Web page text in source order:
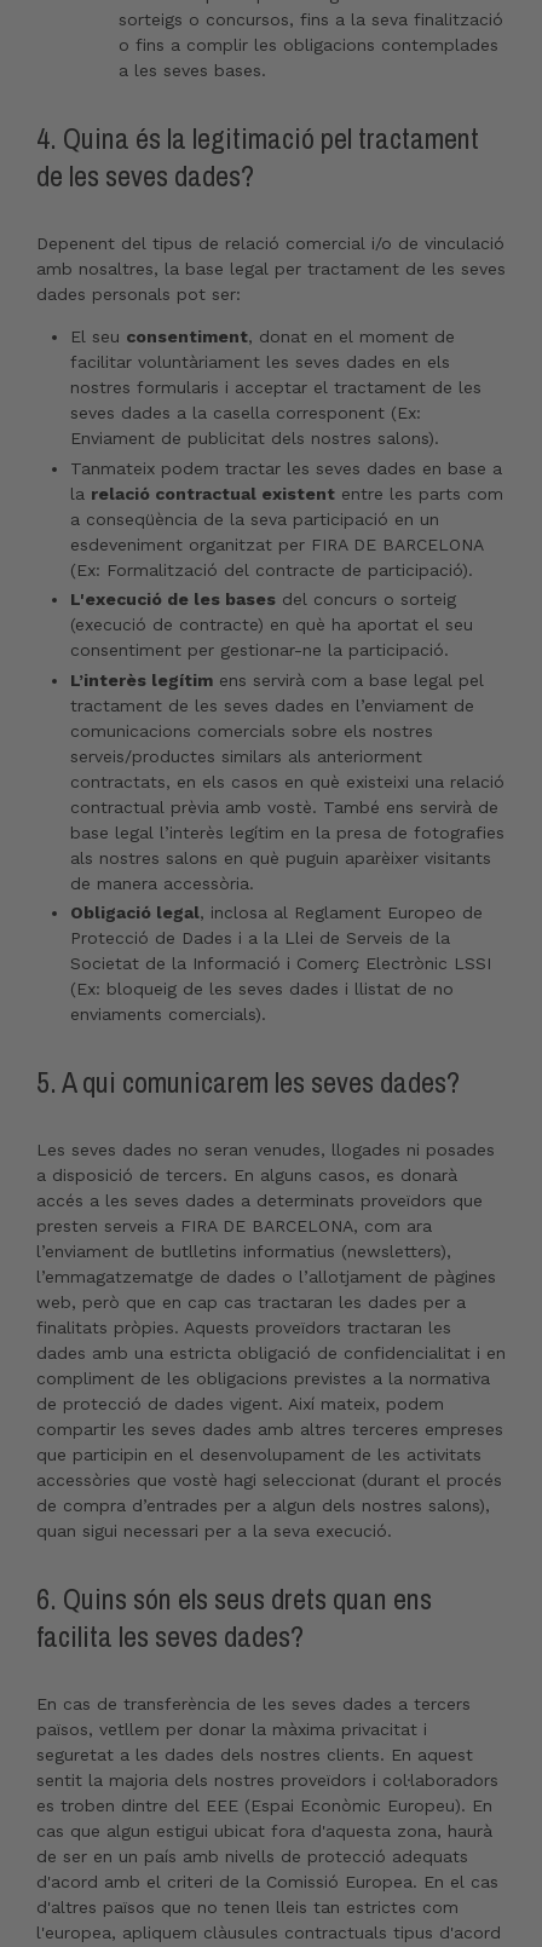
sorteigs o concursos, fins a la seva finalització
o fins a complir les obligacions contemplades
a les seves bases.
4. Quina és la legitimació pel tractament
de les seves dades?
Depenent del tipus de relació comercial i/o de vinculació
amb nosaltres, la base legal per tractament de les seves
dades personals pot ser:
El seu consentiment, donat en el moment de
facilitar voluntàriament les seves dades en els
nostres formularis i acceptar el tractament de les
seves dades a la casella corresponent (Ex:
Enviament de publicitat dels nostres salons).
Tanmateix podem tractar les seves dades en base a
la relació contractual existent entre les parts com
a conseqüència de la seva participació en un
esdeveniment organitzat per FIRA DE BARCELONA
(Ex: Formalització del contracte de participació).
L'execució de les bases del concurs o sorteig
(execució de contracte) en què ha aportat el seu
consentiment per gestionar-ne la participació.
L’interès legítim ens servirà com a base legal pel
tractament de les seves dades en l’enviament de
comunicacions comercials sobre els nostres
serveis/productes similars als anteriorment
contractats, en els casos en què existeixi una relació
contractual prèvia amb vostè. També ens servirà de
base legal l’interès legítim en la presa de fotografies
als nostres salons en què puguin aparèixer visitants
de manera accessòria.
Obligació legal, inclosa al Reglament Europeo de
Protecció de Dades i a la Llei de Serveis de la
Societat de la Informació i Comerç Electrònic LSSI
(Ex: bloqueig de les seves dades i llistat de no
enviaments comercials).
5. A qui comunicarem les seves dades?
Les seves dades no seran venudes, llogades ni posades
a disposició de tercers. En alguns casos, es donarà
accés a les seves dades a determinats proveïdors que
presten serveis a FIRA DE BARCELONA, com ara
l’enviament de butlletins informatius (newsletters),
l’emmagatzematge de dades o l’allotjament de pàgines
web, però que en cap cas tractaran les dades per a
finalitats pròpies. Aquests proveïdors tractaran les
dades amb una estricta obligació de confidencialitat i en
compliment de les obligacions previstes a la normativa
de protecció de dades vigent. Així mateix, podem
compartir les seves dades amb altres terceres empreses
que participin en el desenvolupament de les activitats
accessòries que vostè hagi seleccionat (durant el procés
de compra d’entrades per a algun dels nostres salons),
quan sigui necessari per a la seva execució.
6. Quins són els seus drets quan ens
facilita les seves dades?
En cas de transferència de les seves dades a tercers
països, vetllem per donar la màxima privacitat i
seguretat a les dades dels nostres clients. En aquest
sentit la majoria dels nostres proveïdors i col·laboradors
es troben dintre del EEE (Espai Econòmic Europeu). En
cas que algun estigui ubicat fora d'aquesta zona, haurà
de ser en un país amb nivells de protecció adequats
d'acord amb el criteri de la Comissió Europea. En el cas
d'altres països que no tenen lleis tan estrictes com
l'europea, apliquem clàusules contractuals tipus d'acord